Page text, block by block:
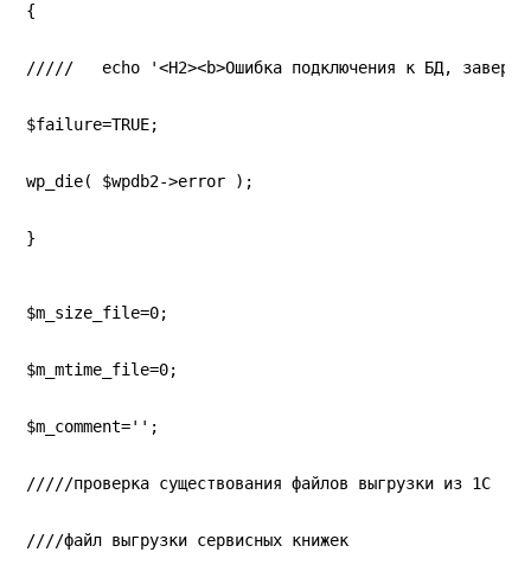
{
/////   echo '<H2><b>Ошибка подключения к БД,
$failure=TRUE;
wp_die( $wpdb2->error );
}
$m_size_file=0;
$m_mtime_file=0;
$m_comment='';
/////проверка существования файлов выгрузки из 1С
////файл выгрузки сервисных книжек